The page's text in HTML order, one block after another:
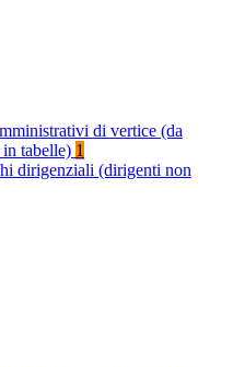
di vertice (da
tabelle) 1
dirigenziali (dirigenti non